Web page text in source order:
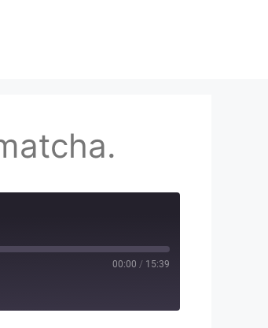
00:00 / 15:39